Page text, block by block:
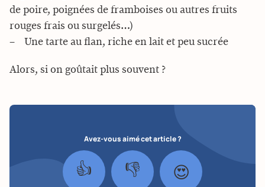
de poire, poignées de framboises ou autres fruits
rouges frais ou surgelés…)
– Une tarte au flan, riche en lait et peu sucrée
Alors, si on goûtait plus souvent ?
Avez-vous aimé cet article ?
👍 👎 😍